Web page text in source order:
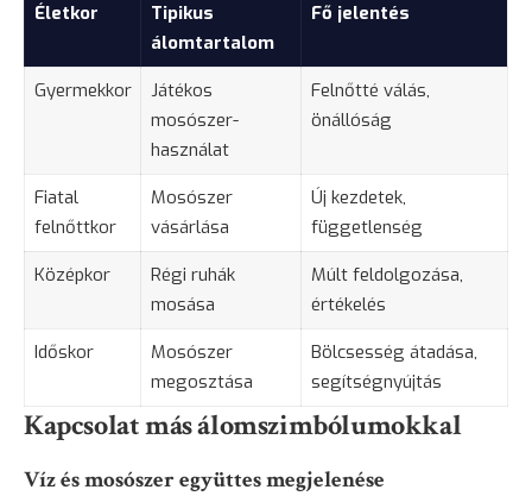
Életkor
Tipikus
álomtartalom
Fő jelentés
Gyermekkor
Játékos
mosószer-
használat
Felnőtté válás,
önállóság
Fiatal
felnőttkor
Mosószer
vásárlása
Új kezdetek,
függetlenség
Középkor
Régi ruhák
mosása
Múlt feldolgozása,
értékelés
Időskor
Mosószer
megosztása
Bölcsesség átadása,
segítségnyújtás
Kapcsolat más álomszimbólumokkal
Víz és mosószer együttes megjelenése